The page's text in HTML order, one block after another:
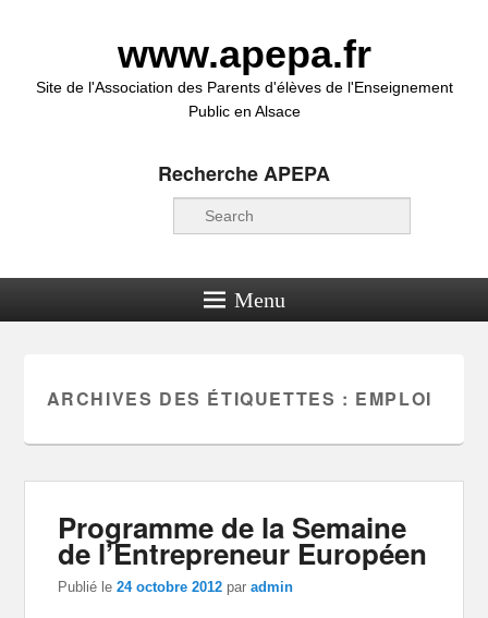
www.apepa.fr
Site de l'Association des Parents d'élèves de l'Enseignement
Public en Alsace
Recherche APEPA
Recherche
Menu
ARCHIVES DES ÉTIQUETTES : EMPLOI
Programme de la Semaine
de l’Entrepreneur Européen
Publié le24 octobre 2012 paradmin